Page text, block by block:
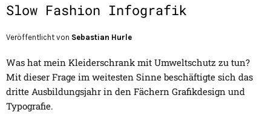
Slow Fashion Infografik
Veröffentlicht von Sebastian Hurle
Was hat mein Kleiderschrank mit Umweltschutz zu tun?
Mit dieser Frage im weitesten Sinne beschäftigte sich das
dritte Ausbildungsjahr in den Fächern Grafikdesign und
Typografie.